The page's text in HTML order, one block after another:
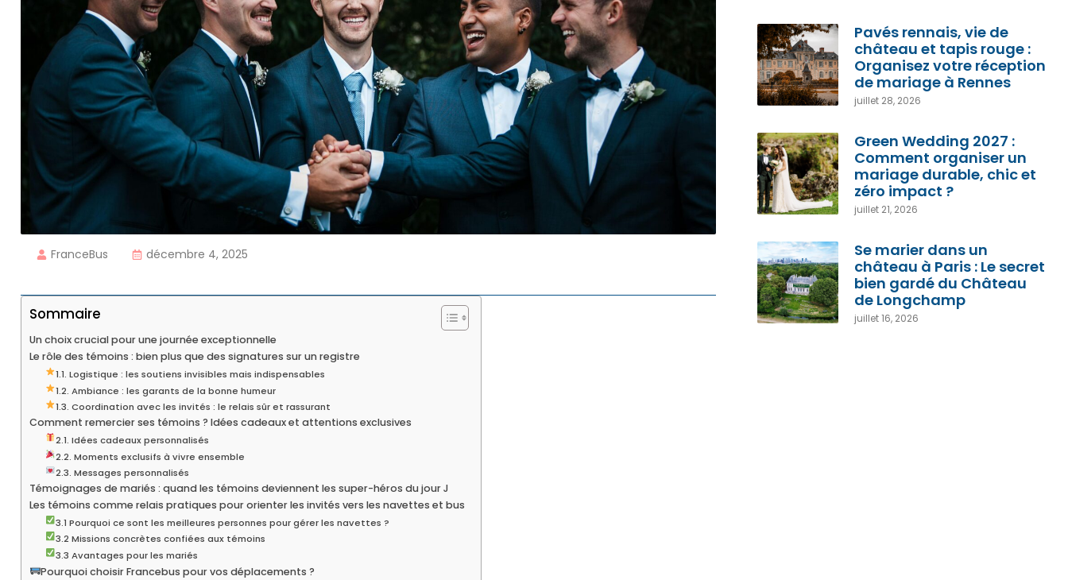
FranceBus décembre 4, 2025
Sommaire
Un choix crucial pour une journée exceptionnelle
Le rôle des témoins : bien plus que des signatures sur un registre
1.1. Logistique : les soutiens invisibles mais indispensables
1.2. Ambiance : les garants de la bonne humeur
1.3. Coordination avec les invités : le relais sûr et rassurant
Comment remercier ses témoins ? Idées cadeaux et attentions exclusives
2.1. Idées cadeaux personnalisés
2.2. Moments exclusifs à vivre ensemble
2.3. Messages personnalisés
Témoignages de mariés : quand les témoins deviennent les super-héros du jour J
Les témoins comme relais pratiques pour orienter les invités vers les navettes et bus
3.1 Pourquoi ce sont les meilleures personnes pour gérer les navettes ?
3.2 Missions concrètes confiées aux témoins
3.3 Avantages pour les mariés
Pourquoi choisir Francebus pour vos déplacements ?
Pavés rennais, vie de
château et tapis rouge :
Organisez votre réception
de mariage à Rennes
juillet 28, 2026
Green Wedding 2027 :
Comment organiser un
mariage durable, chic et
zéro impact ?
juillet 21, 2026
Se marier dans un
château à Paris : Le secret
bien gardé du Château
de Longchamp
juillet 16, 2026